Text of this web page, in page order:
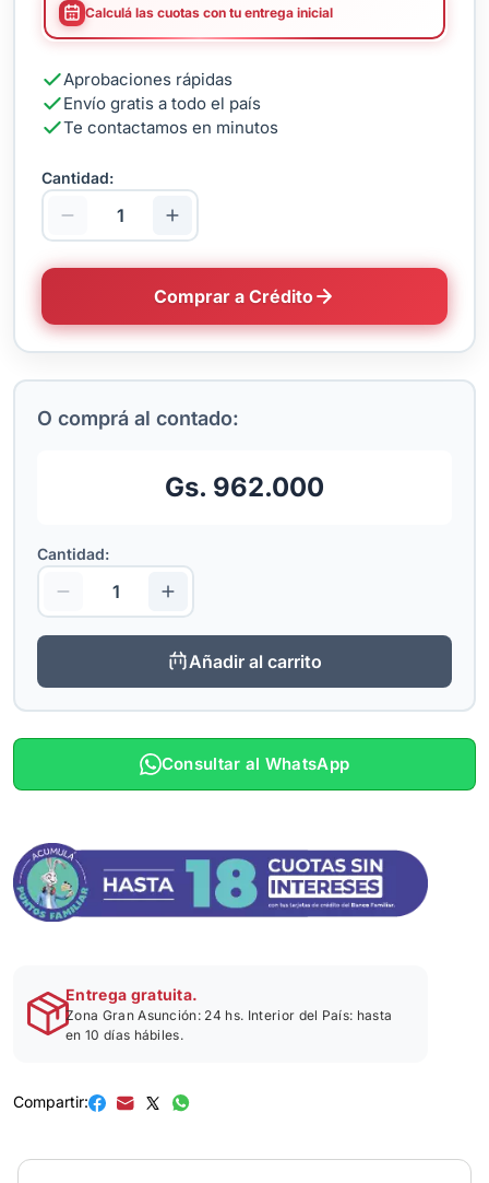
Calculá las cuotas con tu entrega inicial
Aprobaciones rápidas
Envío gratis a todo el país
Te contactamos en minutos
Cantidad:
Comprar a Crédito
O comprá al contado:
Gs. 962.000
Cantidad:
Añadir al carrito
Consultar al WhatsApp
Entrega gratuita.
Zona Gran Asunción: 24 hs. Interior del País: hasta
en 10 días hábiles.
Compartir: